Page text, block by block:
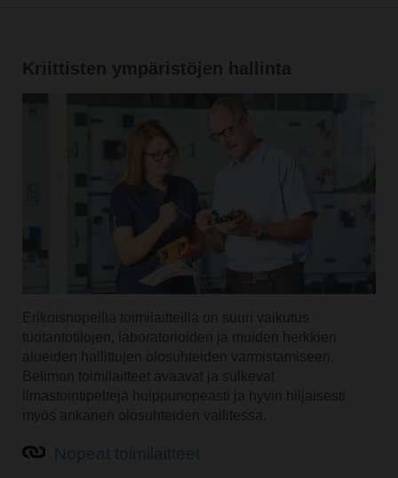
Kriittisten ympäristöjen hallinta
Erikoisnopeilla toimilaitteilla on suuri vaikutus
tuotantotilojen, laboratorioiden ja muiden herkkien
alueiden hallittujen olosuhteiden varmistamiseen.
Belimon toimilaitteet avaavat ja sulkevat
ilmastointipeltejä huippunopeasti ja hyvin hiljaisesti
myös ankarien olosuhteiden vallitessa.